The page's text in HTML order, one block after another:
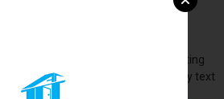
text of the printing and typesetting
been the industry's standard dummy text
an